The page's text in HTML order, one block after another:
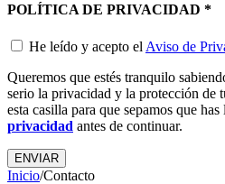
POLÍTICA DE PRIVACIDAD *
He leído y acepto el Aviso de
Queremos que estés tranquilo
serio la privacidad y la protección de
esta casilla para que sepamos que has
privacidad antes de continuar.
Inicio/Contacto